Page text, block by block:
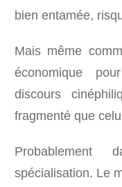
bien entamée,
Mais même
économique
discours
fragmenté que
Probablement
spécialisation. Le